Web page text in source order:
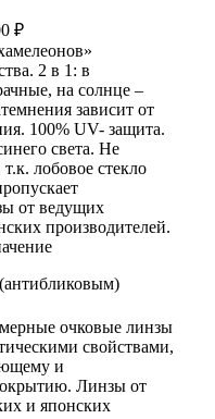
₽
2 в 1: в
на солнце –
зависит от
100% UV- защита.
света. Не
лобовое стекло
от ведущих
производителей.
очковые линзы
свойствами,
и
Линзы от
и японских